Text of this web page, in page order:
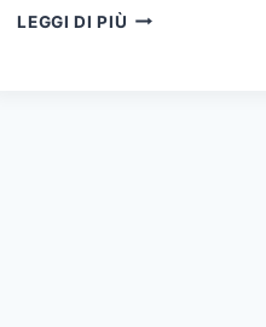
LEGGI DI PIÙ ETAGERE